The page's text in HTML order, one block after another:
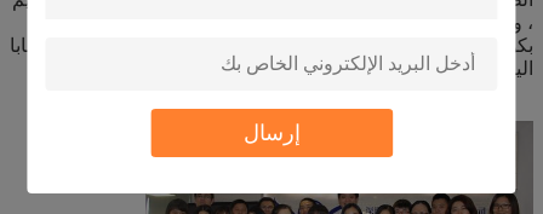
إرسال
، والمواد اللاصقة ومانعات التسرب ، وما إلى ذلك. نحن فخورون
بكوننا عضوًا ذهبيًا في أكثر من 5 مواقع ويب B2B: علي بابا ، علي بابا
اليابان ، علي بابا الصين ، صنع في -الصين ، تريدكي إلخ.